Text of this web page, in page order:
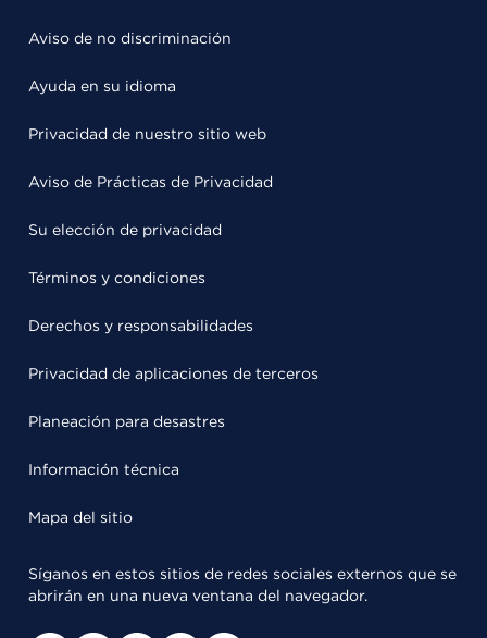
Aviso de no discriminación
Ayuda en su idioma
Privacidad de nuestro sitio web
Aviso de Prácticas de Privacidad
Su elección de privacidad
Términos y condiciones
Derechos y responsabilidades
Privacidad de aplicaciones de terceros
Planeación para desastres
Información técnica
Mapa del sitio
Síganos en estos sitios de redes sociales externos que se
abrirán en una nueva ventana del navegador.